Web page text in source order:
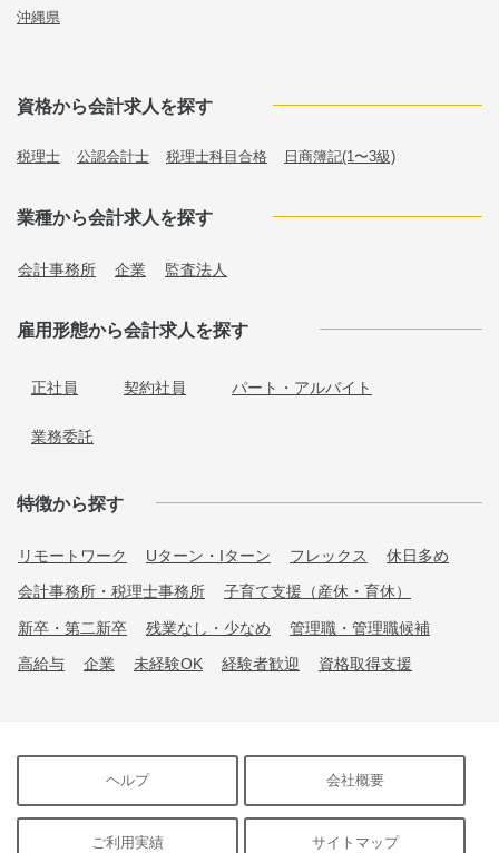
沖縄県
資格から会計求人を探す
税理士 公認会計士 税理士科目合格 日商簿記(1〜3級)
業種から会計求人を探す
会計事務所 企業 監査法人
雇用形態から会計求人を探す
正社員 契約社員 パート・アルバイト
業務委託
特徴から探す
リモートワーク Uターン・Iターン フレックス 休日多め
会計事務所・税理士事務所 子育て支援（産休・育休）
新卒・第二新卒 残業なし・少なめ 管理職・管理職候補
高給与 企業 未経験OK 経験者歓迎 資格取得支援
ヘルプ 会社概要
ご利用実績 サイトマップ